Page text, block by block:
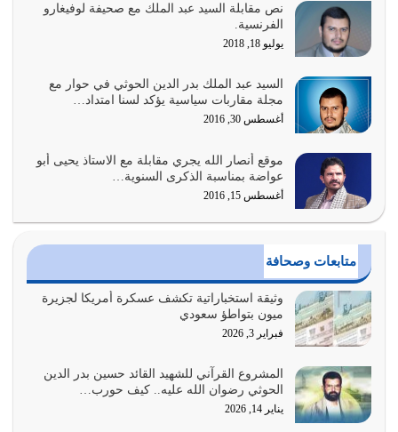
الغاية من الصلاة هو ذكر الله (أقم الصلاة لذكري) إضافة إلى
{وَأَعِدُّوا لَهُمْ مَا…
أغسطس 2, 2026
السبب الرئيسي لشقاء الأمة الابتعاد عن كتاب الله والتعدي
لحدود الله بالإضافات للدين
أغسطس 1, 2026
أبرز أسباب الشقاء هو الإعراض عن ذكر الله وعن هدى الله
المتمثل في القرآن الكريم
يوليو 31, 2026
أولياء الشيطان كلما كانوا أكثر ولاءً وطاعة للشيطان كلما كانوا
أكثر ضعفاً
يوليو 30, 2026
وعد الله تعالى من يُقتل في سبيله بالحياة الأبدية والرزق
والاستبشار والنجاة والخلود في…
يوليو 29, 2026
القرآن الكريم هو أهم مصدر لمعرفة رسول الله معرفة سيرته
معرفة شخصيته معرفة عظمته
نص مقابلة السيد عبد الملك مع صحيفة لوفيغارو
الفرنسية.
يوليو 18, 2018
السيد عبد الملك بدر الدين الحوثي في حوار مع
مجلة مقاربات سياسية يؤكد لسنا امتداد…
أغسطس 30, 2016
موقع أنصار الله يجري مقابلة مع الاستاذ يحيى أبو
عواضة بمناسبة الذكرى السنوية…
أغسطس 15, 2016
متابعات وصحافة
وثيقة استخباراتية تكشف عسكرة أمريكا لجزيرة
ميون بتواطؤ سعودي
فبراير 3, 2026
المشروع القرآني للشهيد القائد حسين بدر الدين
الحوثي رضوان الله عليه.. كيف حورب…
يناير 14, 2026